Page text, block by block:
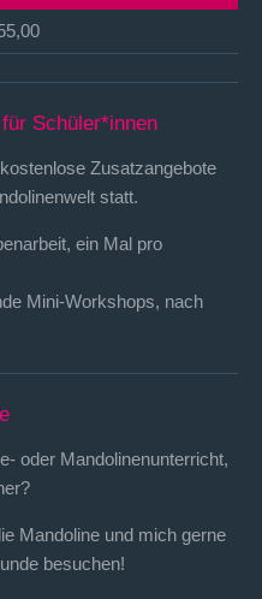
Schüler*innen
Zusatzangebote
statt.
ein Mal pro
Mini-Workshops, nach
oder Mandolinenunterricht,
Mandoline und mich gerne
besuchen!